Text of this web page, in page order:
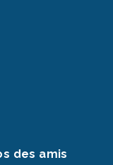
des amis